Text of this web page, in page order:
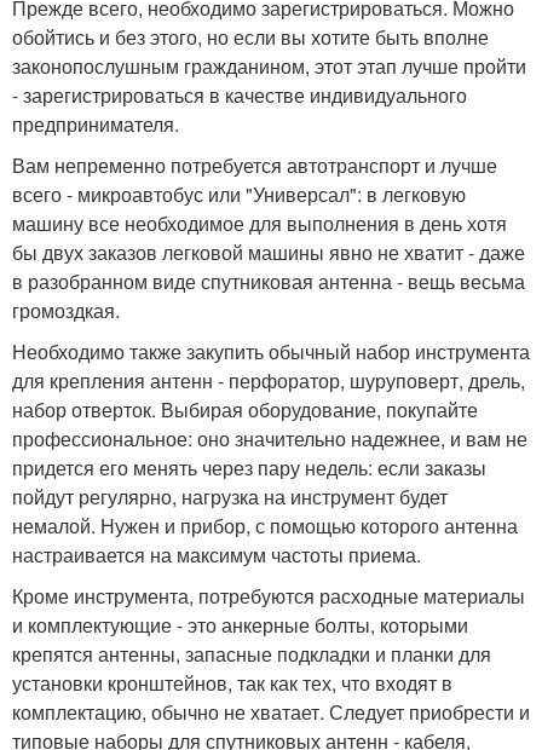
Прежде всего, необходимо зарегистрироваться. Можно
обойтись и без этого, но если вы хотите быть вполне
законопослушным гражданином, этот этап лучше пройти
- зарегистрироваться в качестве индивидуального
предпринимателя.
Вам непременно потребуется автотранспорт и лучше
всего - микроавтобус или "Универсал": в легковую
машину все необходимое для выполнения в день хотя
бы двух заказов легковой машины явно не хватит - даже
в разобранном виде спутниковая антенна - вещь весьма
громоздкая.
Необходимо также закупить обычный набор инструмента
для крепления антенн - перфоратор, шуруповерт, дрель,
набор отверток. Выбирая оборудование, покупайте
профессиональное: оно значительно надежнее, и вам не
придется его менять через пару недель: если заказы
пойдут регулярно, нагрузка на инструмент будет
немалой. Нужен и прибор, с помощью которого антенна
настраивается на максимум частоты приема.
Кроме инструмента, потребуются расходные материалы
и комплектующие - это анкерные болты, которыми
крепятся антенны, запасные подкладки и планки для
установки кронштейнов, так как тех, что входят в
комплектацию, обычно не хватает. Следует приобрести и
типовые наборы для спутниковых антенн - кабеля,